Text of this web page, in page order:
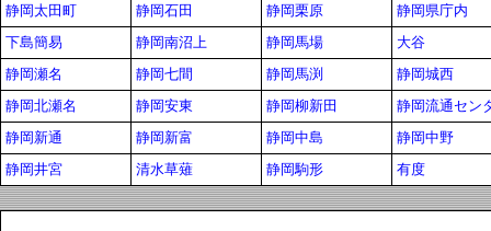
静岡太田町
静岡石田 静岡栗原
静岡県庁内
下島簡易
静岡南沼上 静岡馬場
大谷
静岡瀬名
静岡七間 静岡馬渕
静岡城西
静岡北瀬名
静岡安東 静岡柳新田
静岡流通セン
静岡新通
静岡新富 静岡中島
静岡中野
静岡井宮
清水草薙 静岡駒形 有度